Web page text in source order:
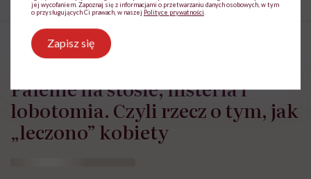
Palenie na stosie, histeria i
lobotomia. Czyli rzecz o tym, jak
„leczono” kobiety
jej wycofaniem. Zapoznaj się z informacjami o przetwarzaniu danych osobowych, w tym
o przysługujących Ci prawach, w naszej Polityce prywatności
Zapisz się